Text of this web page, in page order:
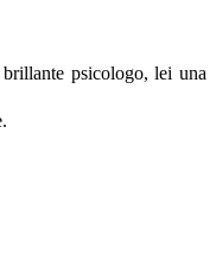
psicologo, lei una